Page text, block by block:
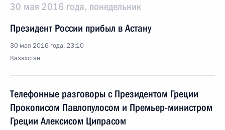
30 мая 2016 года, понедельник
Президент России прибыл в Астану
30 мая 2016 года, 23:10
Казахстан
Телефонные разговоры с Президентом Греции
Прокописом Павлопулосом и Премьер-министром
Греции Алексисом Ципрасом